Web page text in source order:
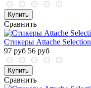
Купить
Сравнить
Стикеры Attache
97 руб 56 руб
Купить
Сравнить